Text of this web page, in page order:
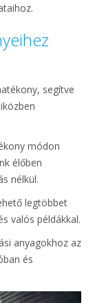
segítve
módon
élőben
nélkül.
legtöbbet
valós példákkal.
anyagokhoz az
és